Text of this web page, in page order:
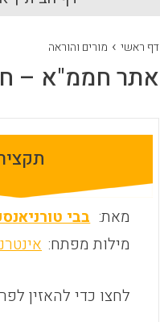
דף ראשי › מורים והוראה
אתר חממ"א –
מאת: בבי
מילות מפתח:
לחצו כדי להאזין